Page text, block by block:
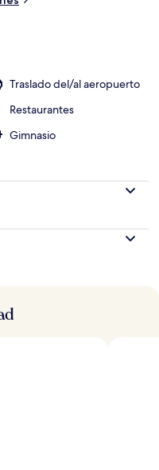
Traslado del/al aeropuerto
Restaurantes
Gimnasio